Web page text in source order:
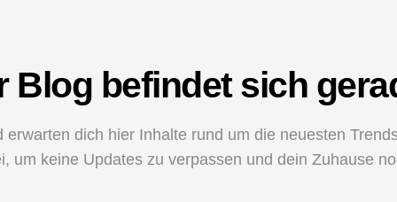
Blog befindet sich
dich hier Inhalte rund um die neuesten
um keine Updates zu verpassen und dein Zuhause